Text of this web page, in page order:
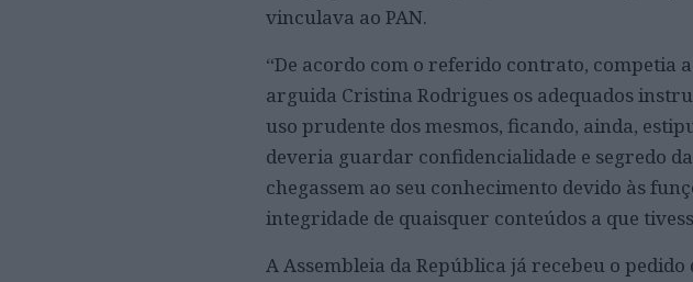
vinculava ao PAN.
“De acordo com o referido contrato, competia
arguida Cristina Rodrigues os adequados
uso prudente dos mesmos, ficando, ainda,
deveria guardar confidencialidade e segredo
chegassem ao seu conhecimento devido às
integridade de quaisquer conteúdos a que
A Assembleia da República já recebeu o